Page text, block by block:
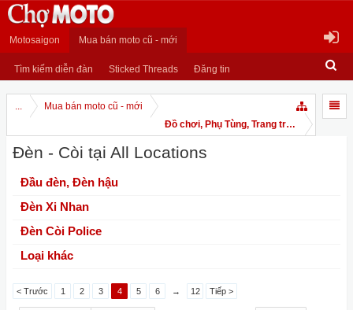
Motosaigon Mua bán moto cũ - mới
Tìm kiếm diễn đàn Sticked Threads Đăng tin
...
Mua bán moto cũ - mới
Đồ chơi, Phụ Tùng, Trang trí Moto và Dịch
Đèn - Còi tại All Locations
Đầu đèn, Đèn hậu
Đèn Xi Nhan
Đèn Còi Police
Loại khác
< Trước 1 2 3 4 5 6 → 12 Tiếp >